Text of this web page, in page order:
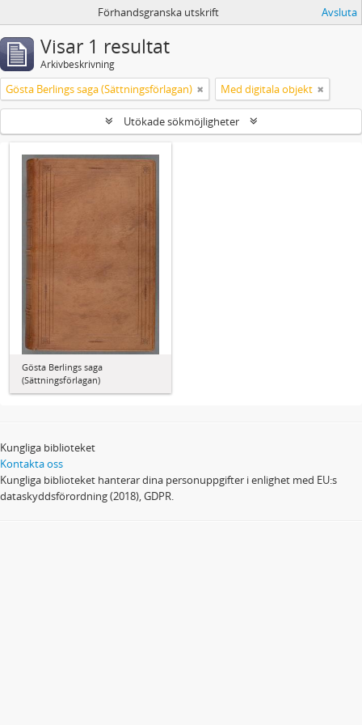
Förhandsgranska utskrift Avsluta
Visar 1 resultat
Arkivbeskrivning
Gösta Berlings saga (Sättningsförlagan) Med digitala objekt
Utökade sökmöjligheter
Gösta Berlings saga
(Sättningsförlagan)
Kungliga biblioteket
Kontakta oss
Kungliga biblioteket hanterar dina personuppgifter i enlighet med EU:s
dataskyddsförordning (2018), GDPR.